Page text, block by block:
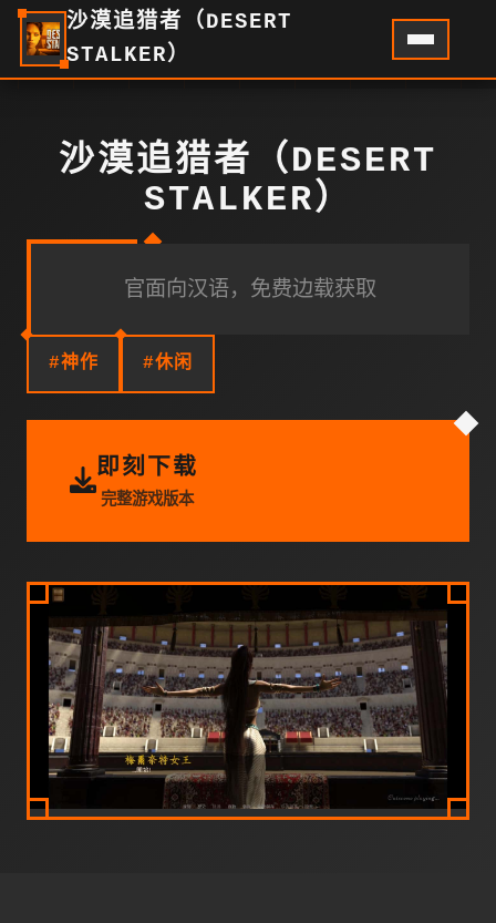
沙漠追猎者（DESERT
STALKER）
沙漠追猎者（DESERT
STALKER）
官面向汉语，免费边载获取
#神作 #休闲
即刻下载
完整游戏版本